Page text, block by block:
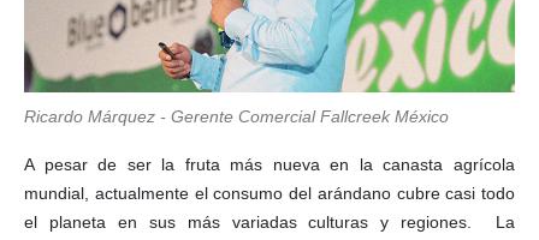
Ricardo Márquez - Gerente Comercial Fallcreek México
A pesar de ser la fruta más nueva en la canasta agrícola
mundial, actualmente el consumo del arándano cubre casi todo
el planeta en sus más variadas culturas y regiones. La